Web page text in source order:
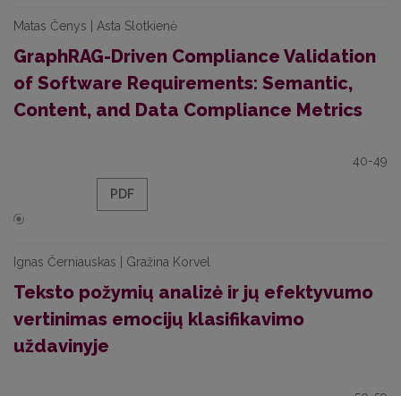
Matas Čenys | Asta Slotkienė
GraphRAG-Driven Compliance Validation
of Software Requirements: Semantic,
Content, and Data Compliance Metrics
40-49
PDF
Ignas Černiauskas | Gražina Korvel
Teksto požymių analizė ir jų efektyvumo
vertinimas emocijų klasifikavimo
uždavinyje